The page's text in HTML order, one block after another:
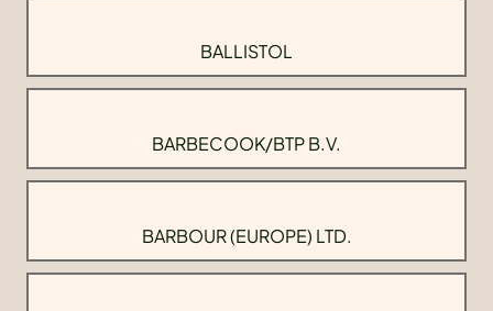
BALLISTOL
BARBECOOK/BTP B.V.
BARBOUR (EUROPE) LTD.